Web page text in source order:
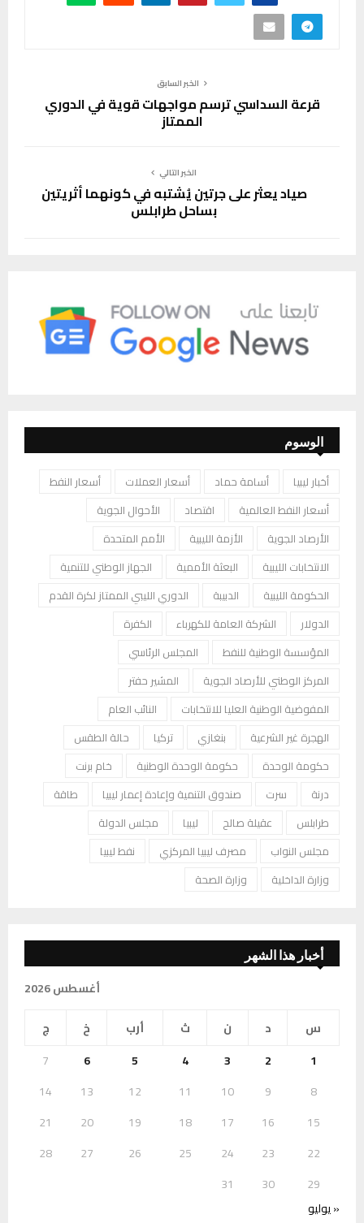
الخبر السابق
قرعة السداسي ترسم مواجهات قوية في الدوري
الممتاز
الخبر التالي
صياد يعثر على جرتين يُشتبه في كونهما أثريتين
بساحل طرابلس
الوسوم
أخبار ليبيا أسامة حماد أسعار العملات
أسعار النفط
أسعار النفط العالمية
اقتصاد
الأحوال الجوية
الأرصاد الجوية
الأزمة الليبية
الأمم المتحدة
الانتخابات الليبية
البعثة الأممية
الجهاز الوطني للتنمية
الحكومة الليبية
الدبيبة
الدوري الليبي الممتاز لكرة القدم
الدولار
الشركة العامة للكهرباء
الكفرة
المؤسسة الوطنية للنفط
المجلس الرئاسي
المركز الوطني للأرصاد الجوية
المشير حفتر
المفوضية الوطنية العليا للانتخابات
النائب العام
الهجرة غير الشرعية
بنغازي تركيا
حالة الطقس
حكومة الوحدة
حكومة الوحدة الوطنية
خام برنت
درنة
سرت صندوق التنمية وإعادة إعمار ليبيا
طاقة
طرابلس
عقيلة صالح ليبيا
مجلس الدولة
مجلس النواب
مصرف ليبيا المركزي
نفط ليبيا
وزارة الداخلية
وزارة الصحة
أخبار هذا الشهر
أغسطس 2026
س
د ن ث أرب خ
ج
1
2
3
4
5
6
7
8
9
10
11
12
13
14
15
16
17
18
19
20
21
22
23
24
25
26
27
28
29
30
31
« يوليو